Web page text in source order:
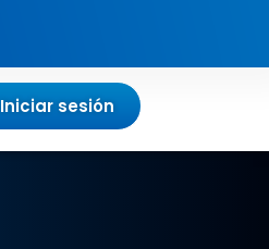
Iniciar sesión